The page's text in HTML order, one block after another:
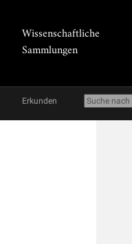
Wissenschaftliche
Sammlungen
Erkunden